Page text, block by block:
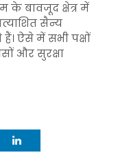
के बावजूद क्षेत्र में
सैन्य
ऐसे में सभी पक्षों
और सुरक्षा